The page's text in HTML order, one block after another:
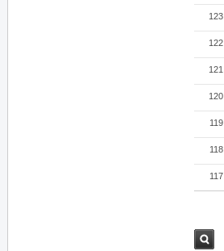
123
122
121
120
119
118
117